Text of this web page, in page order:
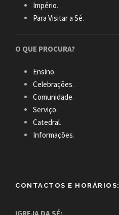
Império.
Para Visitar a Sé.
O QUE PROCURA?
Ensino.
Celebrações.
Comunidade.
Serviço.
Catedral.
Informações.
CONTACTOS E HORÁRIOS: